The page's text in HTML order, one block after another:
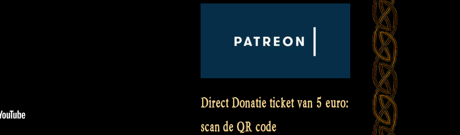
Direct Donatie ticket van 5 euro:
scan de QR code